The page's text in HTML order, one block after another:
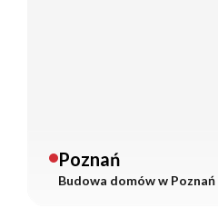
Poznań
Budowa domów w Poznań